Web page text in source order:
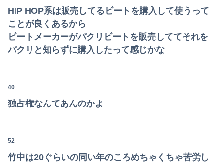
HIP HOP系は販売してるビートを購入して使うって
ことが良くあるから
ビートメーカーがパクリビートを販売しててそれを
パクリと知らずに購入したって感じかな
40
独占権なんてあんのかよ
52
竹中は20ぐらいの同い年のころめちゃくちゃ苦労し